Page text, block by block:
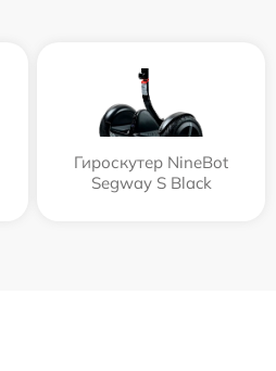
Гироскутер NineBot
Segway S Black